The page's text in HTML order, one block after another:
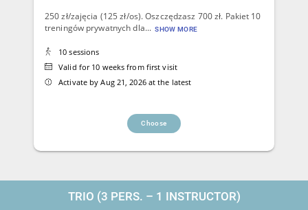
250 zł/zajęcia (125 zł/os). Oszczędzasz 700 zł. Pakiet 10
treningów prywatnych dla... SHOW MORE
10 sessions
Valid for 10 weeks from first visit
Activate by Aug 21, 2026 at the latest
Choose
TRIO (3 PERS. – 1 INSTRUCTOR)